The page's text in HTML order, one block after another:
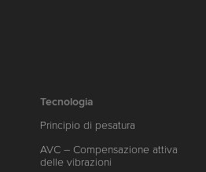
Tecnologia
Principio di pesatura
AVC – Compensazione attiva
delle vibrazioni